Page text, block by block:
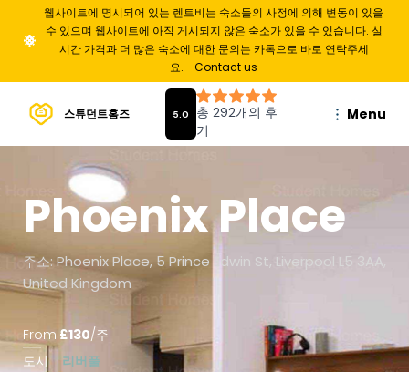
웹사이트에 명시되어 있는 렌트비는 숙소들의 사정에 의해 변동이 있을
수 있으며 웹사이트에 아직 게시되지 않은 숙소가 있을 수 있습니다. 실
시간 가격과 더 많은 숙소에 대한 문의는 카톡으로 바로 연락주세
요.
Contact us
스튜던트홈즈 Menu
Phoenix Place
주소: Phoenix Place, 5 Prince Edwin St, Liverpool L5 3AA,
United Kingdom
From £130/주
도시
리버풀